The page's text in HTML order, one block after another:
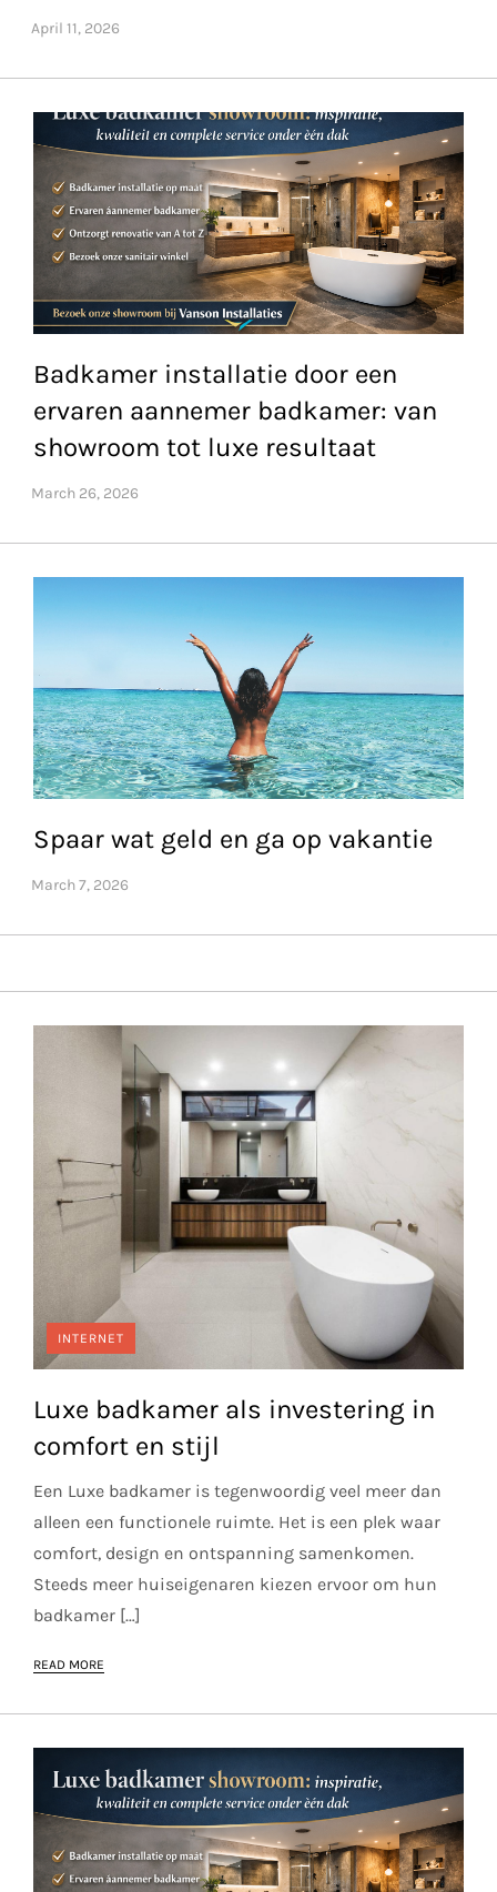
Badkamer installatie door een
ervaren aannemer badkamer: van
showroom tot luxe resultaat
Spaar wat geld en ga op vakantie
INTERNET
Luxe badkamer als investering in
comfort en stijl
Een Luxe badkamer is tegenwoordig veel meer dan
alleen een functionele ruimte. Het is een plek waar
comfort, design en ontspanning samenkomen.
Steeds meer huiseigenaren kiezen ervoor om hun
badkamer […]
READ MORE